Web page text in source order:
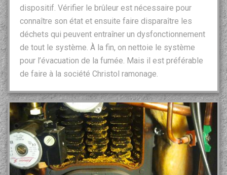
dispositif. Vérifier le brûleur est nécessaire pour
connaître son état et ensuite faire disparaître les
déchets qui peuvent entraîner un dysfonctionnement
de tout le système. À la fin, on nettoie le système
pour l’évacuation de la fumée. Mais il est préférable
de faire à la société Christol ramonage.